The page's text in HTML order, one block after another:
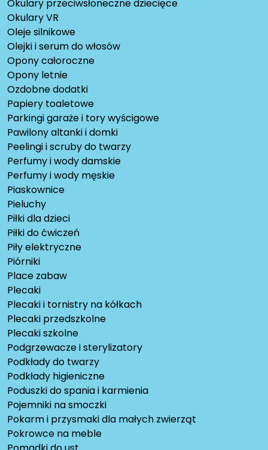
Okulary przeciwsłoneczne dziecięce
Okulary VR
Oleje silnikowe
Olejki i serum do włosów
Opony całoroczne
Opony letnie
Ozdobne dodatki
Papiery toaletowe
Parkingi garaże i tory wyścigowe
Pawilony altanki i domki
Peelingi i scruby do twarzy
Perfumy i wody damskie
Perfumy i wody męskie
Piaskownice
Pieluchy
Piłki dla dzieci
Piłki do ćwiczeń
Piły elektryczne
Piórniki
Place zabaw
Plecaki
Plecaki i tornistry na kółkach
Plecaki przedszkolne
Plecaki szkolne
Podgrzewacze i sterylizatory
Podkłady do twarzy
Podkłady higieniczne
Poduszki do spania i karmienia
Pojemniki na smoczki
Pokarm i przysmaki dla małych zwierząt
Pokrowce na meble